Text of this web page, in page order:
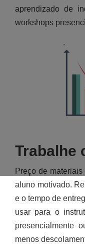
aprendizado de
workshops
Trabalhe
Preço de
aluno motivado.
e o tempo de
usar para o
presencialmente
menos